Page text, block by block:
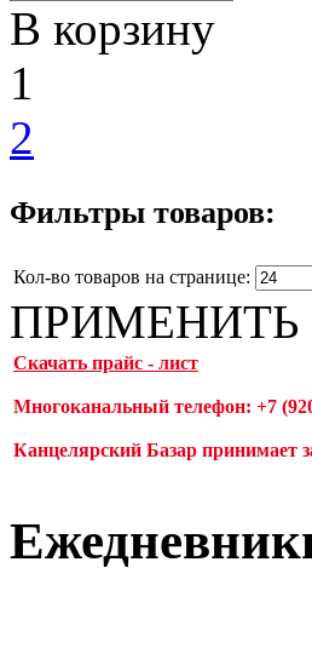
В корзину
1
2
Фильтры товаров:
Кол-во товаров на странице:
ПРИМЕНИТЬ
Скачать прайс - лист
Многоканальный телефон: +7
Канцелярский Базар принимает